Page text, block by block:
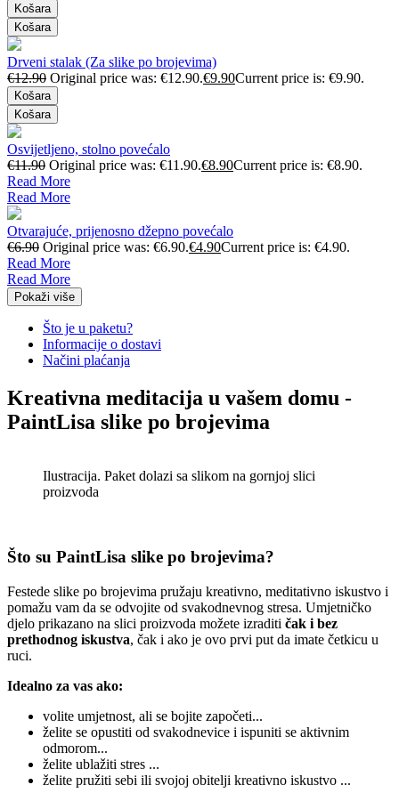
Košara
Košara
Drveni stalak (Za slike po brojevima)
€12.90 Original price was: €12.90.€9.90Current price is: €9.90.
Košara
Košara
Osvijetljeno, stolno povećalo
€11.90 Original price was: €11.90.€8.90Current price is: €8.90.
Read More
Read More
Otvarajuće, prijenosno džepno povećalo
€6.90 Original price was: €6.90.€4.90Current price is: €4.90.
Read More
Read More
Pokaži više
Što je u paketu?
Informacije o dostavi
Načini plaćanja
Kreativna meditacija u vašem domu -
PaintLisa slike po brojevima
Ilustracija. Paket dolazi sa slikom na gornjoj slici
proizvoda
Što su PaintLisa slike po brojevima?
Festede slike po brojevima pružaju kreativno, meditativno iskustvo i
pomažu vam da se odvojite od svakodnevnog stresa. Umjetničko
djelo prikazano na slici proizvoda možete izraditi čak i bez
prethodnog iskustva, čak i ako je ovo prvi put da imate četkicu u
ruci.
Idealno za vas ako:
volite umjetnost, ali se bojite započeti...
želite se opustiti od svakodnevice i ispuniti se aktivnim
odmorom...
želite ublažiti stres ...
želite pružiti sebi ili svojoj obitelji kreativno iskustvo ...